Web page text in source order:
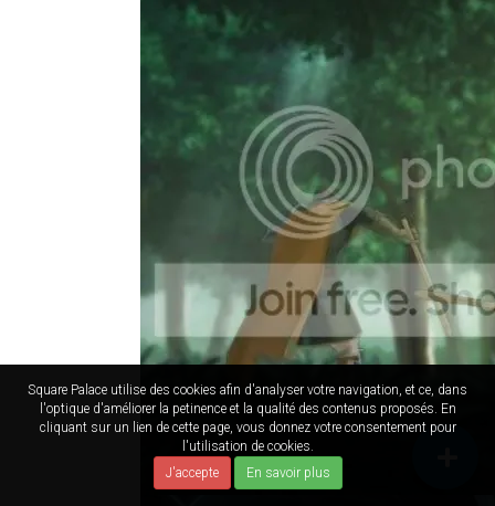
Square Palace utilise des cookies afin d'analyser votre navigation, et ce, dans
l'optique d'améliorer la petinence et la qualité des contenus proposés. En
cliquant sur un lien de cette page, vous donnez votre consentement pour
l'utilisation de cookies.
J'accepte
En savoir plus